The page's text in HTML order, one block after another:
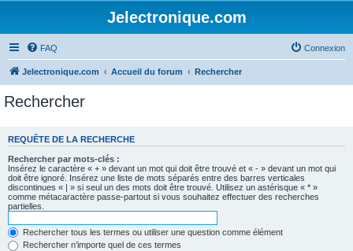
Jelectronique.com
FAQ Connexion
Jelectronique.com Accueil du forum Rechercher
Rechercher
REQUÊTE DE LA RECHERCHE
Rechercher par mots-clés :
Insérez le caractère « + » devant un mot qui doit être trouvé et « - » devant un mot qui
doit être ignoré. Insérez une liste de mots séparés entre des barres verticales
discontinues « | » si seul un des mots doit être trouvé. Utilisez un astérisque « * »
comme métacaractère passe-partout si vous souhaitez effectuer des recherches
partielles.
Rechercher tous les termes ou utiliser une question comme élément
Rechercher n’importe quel de ces termes